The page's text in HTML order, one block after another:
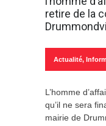
retire de la
Actualité,
L’homme
qu’il ne sera
mairie de